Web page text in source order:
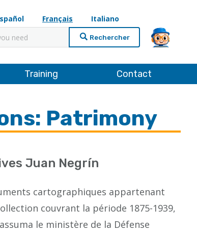
Français
Italiano
Training Contact
Patrimony
Juan Negrín
cartographiques appartenant
couvrant la période 1875-1939,
le ministère de la Défense